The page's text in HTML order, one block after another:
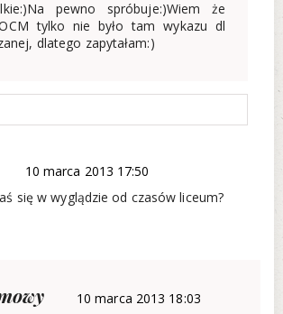
pewno spróbuje:)Wiem że
tylko nie było tam wykazu dl
dlatego zapytałam:)
10 marca 2013 17:50
się w wyglądzie od czasów liceum?
10 marca 2013 18:03